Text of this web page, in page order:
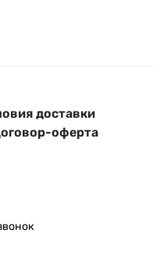
доставки
оферта